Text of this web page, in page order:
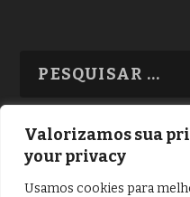
Valorizamos sua
your privacy
Usamos cookies para
TODAS OS ASSUNTOS